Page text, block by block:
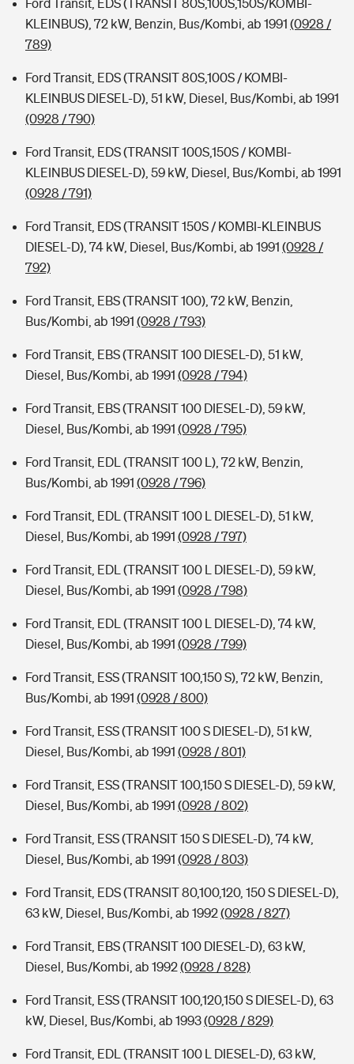
Ford Transit, EDS (TRANSIT 80S,100S,150S/KOMBI-
KLEINBUS), 72 kW, Benzin, Bus/Kombi, ab 1991 (0928 /
789)
Ford Transit, EDS (TRANSIT 80S,100S / KOMBI-
KLEINBUS DIESEL-D), 51 kW, Diesel, Bus/Kombi, ab 1991
(0928 / 790)
Ford Transit, EDS (TRANSIT 100S,150S / KOMBI-
KLEINBUS DIESEL-D), 59 kW, Diesel, Bus/Kombi, ab 1991
(0928 / 791)
Ford Transit, EDS (TRANSIT 150S / KOMBI-KLEINBUS
DIESEL-D), 74 kW, Diesel, Bus/Kombi, ab 1991 (0928 /
792)
Ford Transit, EBS (TRANSIT 100), 72 kW, Benzin,
Bus/Kombi, ab 1991 (0928 / 793)
Ford Transit, EBS (TRANSIT 100 DIESEL-D), 51 kW,
Diesel, Bus/Kombi, ab 1991 (0928 / 794)
Ford Transit, EBS (TRANSIT 100 DIESEL-D), 59 kW,
Diesel, Bus/Kombi, ab 1991 (0928 / 795)
Ford Transit, EDL (TRANSIT 100 L), 72 kW, Benzin,
Bus/Kombi, ab 1991 (0928 / 796)
Ford Transit, EDL (TRANSIT 100 L DIESEL-D), 51 kW,
Diesel, Bus/Kombi, ab 1991 (0928 / 797)
Ford Transit, EDL (TRANSIT 100 L DIESEL-D), 59 kW,
Diesel, Bus/Kombi, ab 1991 (0928 / 798)
Ford Transit, EDL (TRANSIT 100 L DIESEL-D), 74 kW,
Diesel, Bus/Kombi, ab 1991 (0928 / 799)
Ford Transit, ESS (TRANSIT 100,150 S), 72 kW, Benzin,
Bus/Kombi, ab 1991 (0928 / 800)
Ford Transit, ESS (TRANSIT 100 S DIESEL-D), 51 kW,
Diesel, Bus/Kombi, ab 1991 (0928 / 801)
Ford Transit, ESS (TRANSIT 100,150 S DIESEL-D), 59 kW,
Diesel, Bus/Kombi, ab 1991 (0928 / 802)
Ford Transit, ESS (TRANSIT 150 S DIESEL-D), 74 kW,
Diesel, Bus/Kombi, ab 1991 (0928 / 803)
Ford Transit, EDS (TRANSIT 80,100,120, 150 S DIESEL-D),
63 kW, Diesel, Bus/Kombi, ab 1992(0928 / 827)
Ford Transit, EBS (TRANSIT 100 DIESEL-D), 63 kW,
Diesel, Bus/Kombi, ab 1992(0928 / 828)
Ford Transit, ESS (TRANSIT 100,120,150 S DIESEL-D), 63
kW, Diesel, Bus/Kombi, ab 1993(0928 / 829)
Ford Transit, EDL (TRANSIT 100 L DIESEL-D), 63 kW,